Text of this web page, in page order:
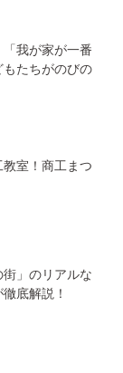
「我が家が一番
たちがのびの
室！商工まつ
」のリアルな
底解説！